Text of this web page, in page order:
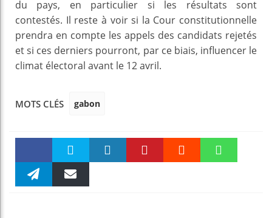
du pays, en particulier si les résultats sont
contestés. Il reste à voir si la Cour constitutionnelle
prendra en compte les appels des candidats rejetés
et si ces derniers pourront, par ce biais, influencer le
climat électoral avant le 12 avril.
MOTS CLÉS gabon
Faceboo Twitter